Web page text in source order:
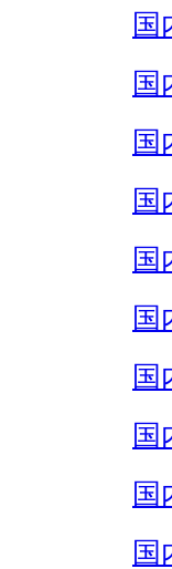
国
国
国
国
国
国
国
国
国
国